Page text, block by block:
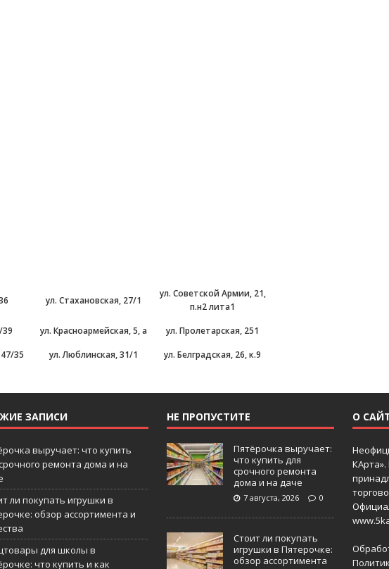
ул. Стахановская, 27/1
ул. Советской Армии, 21,
п.н2 лита1
39 ул. Красноармейская, 5, а
ул. Пролетарская, 251
35 ул. Люблинская, 31/1 ул. Белградская, 26, к.9
ЗАПИСИ
выручает: что купить
ремонта дома и на
ли покупать игрушки в
обзор ассортимента и
для школы в
что купить и как
НЕ ПРОПУСТИТЕ
Пятёрочка выручает:
что купить для
срочного ремонта
дома и на даче
7 августа, 2026 0
Стоит ли покупать
игрушки в Пятерочке:
обзор ассортимента
О